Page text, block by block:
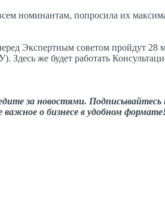
номинантам, попросила их
Экспертным советом пройдут 28
Здесь же будет работать
за новостями. Подписывайтесь
о бизнесе в удобном